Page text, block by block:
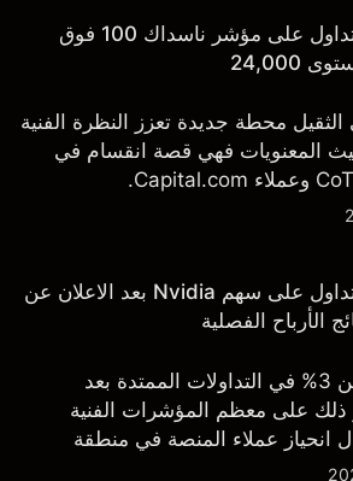
التداول على مؤشر ناسداك 100 فوق
24,000
الثقيل محطة جديدة تعزز النظرة الفنية
المعنويات فهي قصة انقسام في
التداول على سهم Nvidia بعد الاعلان عن
الأرباح الفصلية
تراجع السهم بأكثر من 3% في التداولات الممتدة بعد
ذلك على معظم المؤشرات الفنية
انحياز عملاء المنصة في منطقة